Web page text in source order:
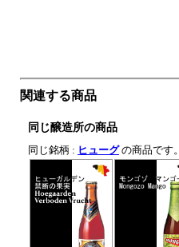
関連する商品
同じ醸造所の商品
同じ銘柄 : ヒューグの商品です。